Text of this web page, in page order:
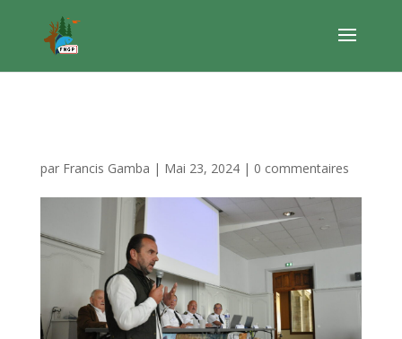
par Francis Gamba | Mai 23, 2024| 0 commentaires